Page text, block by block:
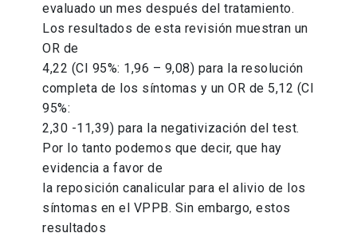
evaluado un mes después del tratamiento.
Los resultados de esta revisión muestran un
OR de
4,22 (CI 95%: 1,96 – 9,08) para la resolución
completa de los síntomas y un OR de 5,12 (CI
95%:
2,30 -11,39) para la negativización del test.
Por lo tanto podemos que decir, que hay
evidencia a favor de
la reposición canalicular para el alivio de los
síntomas en el VPPB. Sin embargo, estos
resultados